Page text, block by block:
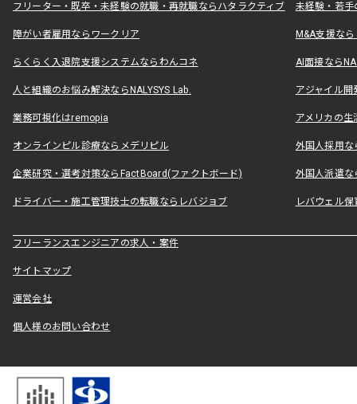
フリーター・既卒・未経験の就職・再就職ならハタラクティブ 未経験・若手
障がい者雇用ならワークリア M&A支援な
らくらく入退院支援システムならわんコネ AI面接なら
人と組織のお悩み解決ならNALYSYS Lab. アジャイル
業務可視化はremopia アメリカの
オンラインピル診療ならメデリピル 外国人採用
企業研究・選考対策ならFactBoard(ファクトボード) 外国人派遣な
ドライバー・施工管理技士の転職ならレバジョブ レバウェル
フリーランスエンジニアの求人・案件
サイトマップ
運営会社
個人様のお問い合わせ